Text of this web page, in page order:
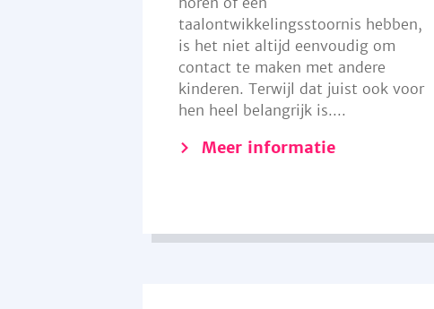
taalontwikkelingsstoornis hebben,
is het niet altijd eenvoudig om
contact te maken met andere
kinderen. Terwijl dat juist ook voor
hen heel belangrijk is....
Meer informatie